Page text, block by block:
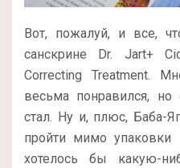
Вот, пожалуй, и все,
санскрине Dr. Jart+
Correcting Treatment.
весьма понравился,
стал. Ну и, плюс, Баба-
пройти мимо упаковки
хотелось бы какую-